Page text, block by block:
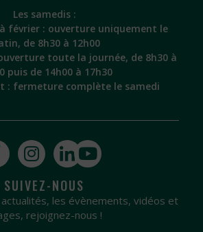
Les samedis :
février : ouverture uniquement le
de 8h30 à 12h00
toute la journée, de 8h30 à
puis de 14h00 à 17h30
: fermeture complète le samedi
SUIVEZ-NOUS
les évènements, vidéos et
rejoignez-nous !